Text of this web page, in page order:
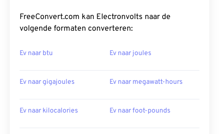
FreeConvert.com kan Electronvolts naar de
volgende formaten converteren:
Ev naar btu Ev naar joules
Ev naar gigajoules Ev naar megawatt-hours
Ev naar kilocalories Ev naar foot-pounds